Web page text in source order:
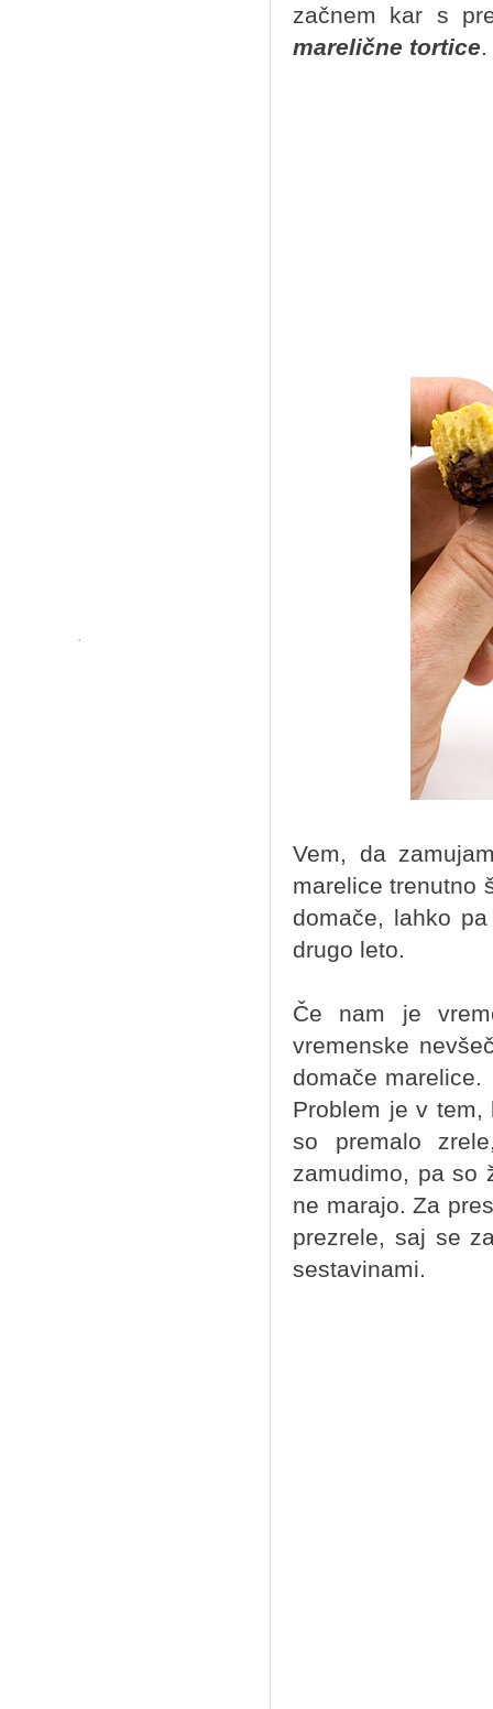
začnem kar s
marelične tortice
Vem, da
marelice trenutno
domače, lahko
drugo leto.
Če nam je
vremenske
domače
Problem je v
so premalo
zamudimo, pa so
ne marajo. Za
prezrele, saj se
sestavinami.